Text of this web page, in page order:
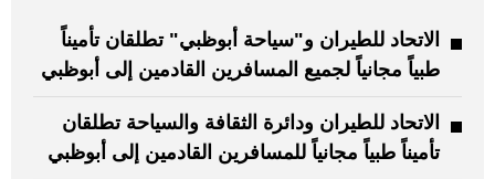
الاتحاد للطيران و"سياحة أبوظبي" تطلقان تأميناً
طبياً مجانياً لجميع المسافرين القادمين إلى أبوظبي
الاتحاد للطيران ودائرة الثقافة والسياحة تطلقان
تأميناً طبياً مجانياً للمسافرين القادمين إلى أبوظبي